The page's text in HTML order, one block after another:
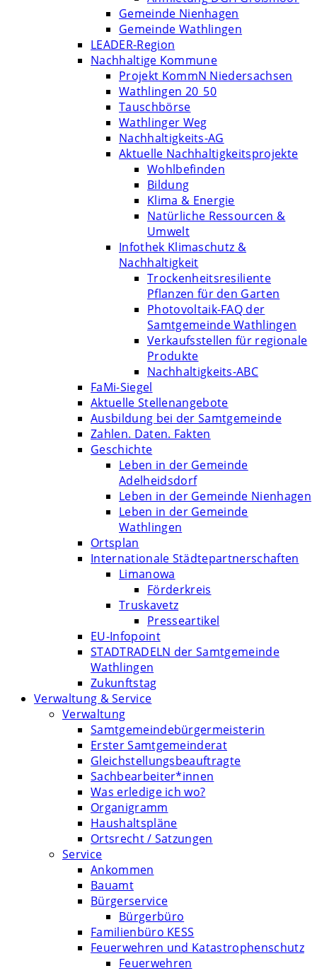
Gemeinde Nienhagen
Gemeinde Wathlingen
LEADER-Region
Nachhaltige Kommune
Projekt KommN Niedersachsen
Wathlingen 20_50
Tauschbörse
Wathlinger Weg
Nachhaltigkeits-AG
Aktuelle Nachhaltigkeitsprojekte
Wohlbefinden
Bildung
Klima & Energie
Natürliche Ressourcen &
Umwelt
Infothek Klimaschutz &
Nachhaltigkeit
Trockenheitsresiliente
Pflanzen für den Garten
Photovoltaik-FAQ der
Samtgemeinde Wathlingen
Verkaufsstellen für regionale
Produkte
Nachhaltigkeits-ABC
FaMi-Siegel
Aktuelle Stellenangebote
Ausbildung bei der Samtgemeinde
Zahlen. Daten. Fakten
Geschichte
Leben in der Gemeinde
Adelheidsdorf
Leben in der Gemeinde Nienhagen
Leben in der Gemeinde
Wathlingen
Ortsplan
Internationale Städtepartnerschaften
Limanowa
Förderkreis
Truskavetz
Presseartikel
EU-Infopoint
STADTRADELN der Samtgemeinde
Wathlingen
Zukunftstag
Verwaltung & Service
Verwaltung
Samtgemeindebürgermeisterin
Erster Samtgemeinderat
Gleichstellungsbeauftragte
Sachbearbeiter*innen
Was erledige ich wo?
Organigramm
Haushaltspläne
Ortsrecht / Satzungen
Service
Ankommen
Bauamt
Bürgerservice
Bürgerbüro
Familienbüro KESS
Feuerwehren und Katastrophenschutz
Feuerwehren